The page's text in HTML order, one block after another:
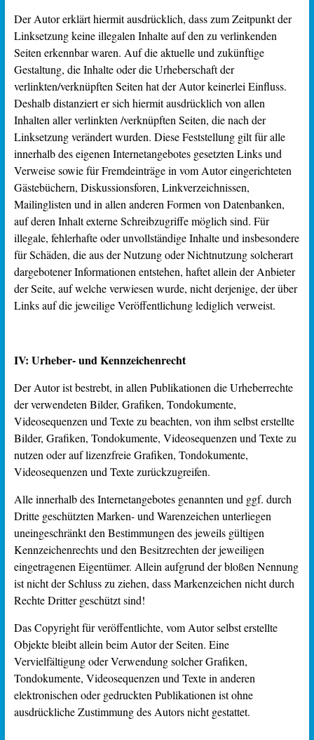
Der Autor erklärt hiermit ausdrücklich, dass zum Zeitpunkt der
Linksetzung keine illegalen Inhalte auf den zu verlinkenden
Seiten erkennbar waren. Auf die aktuelle und zukünftige
Gestaltung, die Inhalte oder die Urheberschaft der
verlinkten/verknüpften Seiten hat der Autor keinerlei Einfluss.
Deshalb distanziert er sich hiermit ausdrücklich von allen
Inhalten aller verlinkten /verknüpften Seiten, die nach der
Linksetzung verändert wurden. Diese Feststellung gilt für alle
innerhalb des eigenen Internetangebotes gesetzten Links und
Verweise sowie für Fremdeinträge in vom Autor eingerichteten
Gästebüchern, Diskussionsforen, Linkverzeichnissen,
Mailinglisten und in allen anderen Formen von Datenbanken,
auf deren Inhalt externe Schreibzugriffe möglich sind. Für
illegale, fehlerhafte oder unvollständige Inhalte und insbesondere
für Schäden, die aus der Nutzung oder Nichtnutzung solcherart
dargebotener Informationen entstehen, haftet allein der Anbieter
der Seite, auf welche verwiesen wurde, nicht derjenige, der über
Links auf die jeweilige Veröffentlichung lediglich verweist.
IV: Urheber- und Kennzeichenrecht
Der Autor ist bestrebt, in allen Publikationen die Urheberrechte
der verwendeten Bilder, Grafiken, Tondokumente,
Videosequenzen und Texte zu beachten, von ihm selbst erstellte
Bilder, Grafiken, Tondokumente, Videosequenzen und Texte zu
nutzen oder auf lizenzfreie Grafiken, Tondokumente,
Videosequenzen und Texte zurückzugreifen.
Alle innerhalb des Internetangebotes genannten und ggf. durch
Dritte geschützten Marken- und Warenzeichen unterliegen
uneingeschränkt den Bestimmungen des jeweils gültigen
Kennzeichenrechts und den Besitzrechten der jeweiligen
eingetragenen Eigentümer. Allein aufgrund der bloßen Nennung
ist nicht der Schluss zu ziehen, dass Markenzeichen nicht durch
Rechte Dritter geschützt sind!
Das Copyright für veröffentlichte, vom Autor selbst erstellte
Objekte bleibt allein beim Autor der Seiten. Eine
Vervielfältigung oder Verwendung solcher Grafiken,
Tondokumente, Videosequenzen und Texte in anderen
elektronischen oder gedruckten Publikationen ist ohne
ausdrückliche Zustimmung des Autors nicht gestattet.